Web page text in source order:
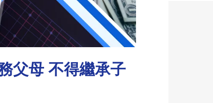
父母 不得繼承子